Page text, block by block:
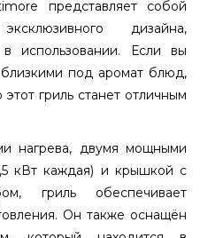
представляет собой
дизайна,
использовании. Если вы
под аромат блюд,
гриль станет отличным
нагрева, двумя мощными
кВт каждая) и крышкой с
гриль обеспечивает
Он также оснащён